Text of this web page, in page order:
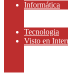
Informática
Tecnologia
Visto en